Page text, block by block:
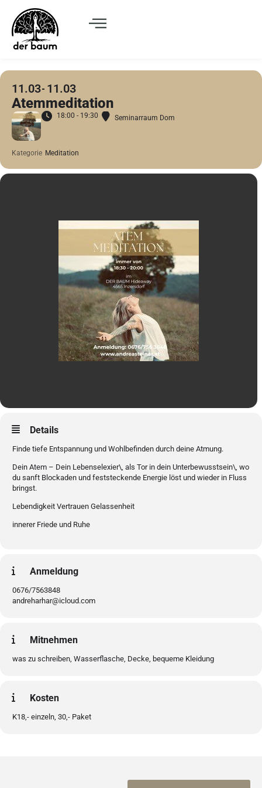
11.03 11.03
Atemmeditation
18:00 - 19:30 Seminarraum Dom
Kategorie Meditation
Details
Finde tiefe Entspannung und Wohlbefinden durch deine Atmung.
Dein Atem – Dein Lebenselexier\, als Tor in dein Unterbewusstsein\, wo
du sanft Blockaden und feststeckende Energie löst und wieder in Fluss
bringst.
Lebendigkeit Vertrauen Gelassenheit
innerer Friede und Ruhe
Anmeldung
0676/7563848
andreharhar@icloud.com
Mitnehmen
was zu schreiben, Wasserflasche, Decke, bequeme Kleidung
Kosten
K18,- einzeln, 30,- Paket